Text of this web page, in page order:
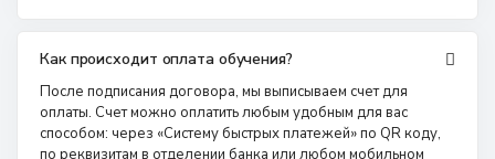
Как происходит оплата обучения?
После подписания договора, мы выписываем счет для
оплаты. Счет можно оплатить любым удобным для вас
способом: через «Систему быстрых платежей» по QR коду,
по реквизитам в отделении банка или любом мобильном